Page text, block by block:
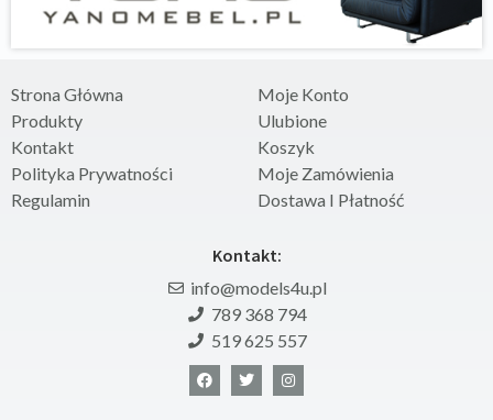
Strona Główna
Produkty
Kontakt
Polityka Prywatności
Regulamin
Moje Konto
Ulubione
Koszyk
Moje Zamówienia
Dostawa I Płatność
Kontakt:
info@models4u.pl
789 368 794
519 625 557